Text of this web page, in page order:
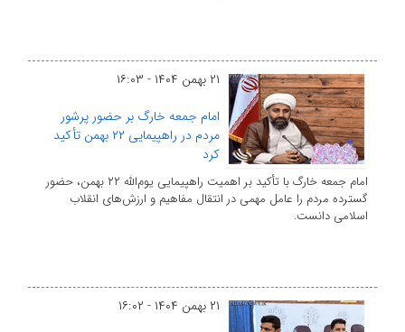
۲۱ بهمن ۱۴۰۴ - ۱۶:۰۳
امام جمعه خارگ بر حضور پرشور
مردم در راهپیمایی ۲۲ بهمن تأکید
کرد
امام جمعه خارگ با تأکید بر اهمیت راهپیمایی یوم‌الله ۲۲ بهمن، حضور
گسترده مردم را عامل مهمی در انتقال مفاهیم و ارزش‌های انقلاب
اسلامی دانست.
۲۱ بهمن ۱۴۰۴ - ۱۶:۰۲